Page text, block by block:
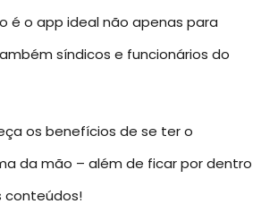
é o app ideal não apenas para
síndicos e funcionários do
os benefícios de se ter o
da mão – além de ficar por dentro
conteúdos!